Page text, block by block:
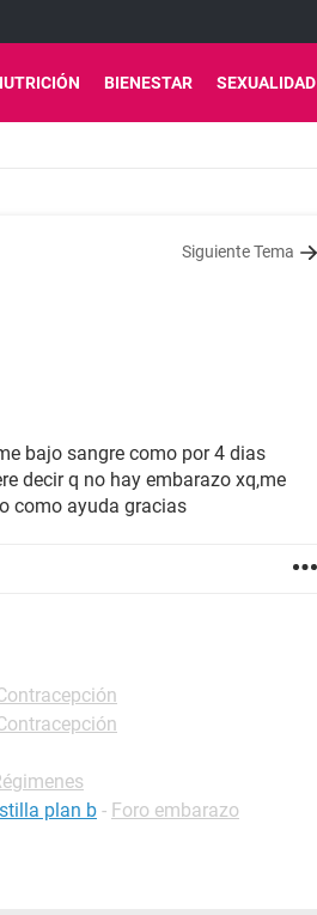
BIENESTAR SEXUALIDAD
Siguiente Tema
bajo sangre como por 4 dias
decir q no hay embarazo xq,me
como ayuda gracias
plan b - Foro embarazo